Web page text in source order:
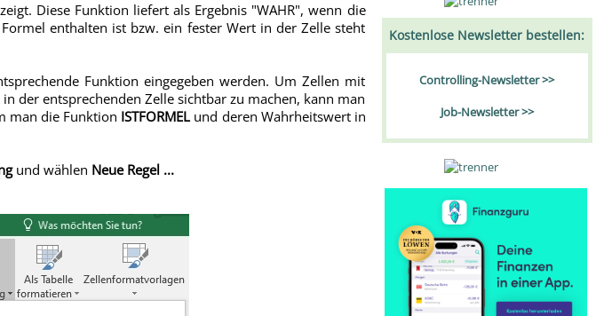
Diese Funktion liefert als Ergebnis "WAHR", wenn die
enthalten ist bzw. ein fester Wert in der Zelle steht
Funktion eingegeben werden. Um Zellen mit
der entsprechenden Zelle sichtbar zu machen, kann man
man die Funktion ISTFORMEL und deren Wahrheitswert in
und wählen Neue Regel ...
Kostenlose Newsletter bestellen:
Controlling-Newsletter >>
Job-Newsletter >>